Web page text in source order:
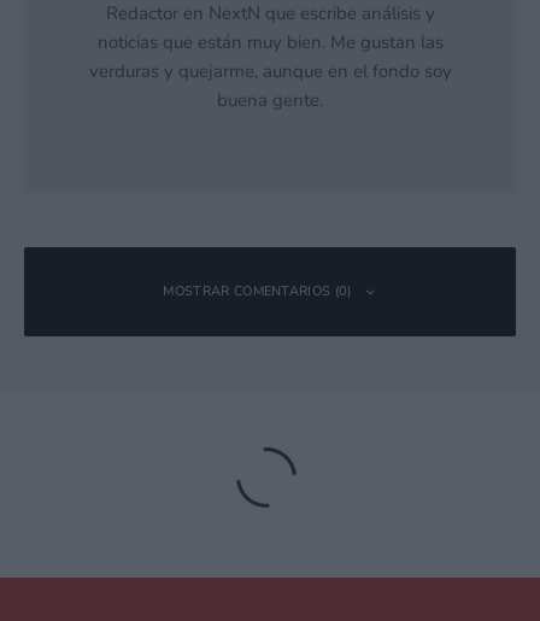
Redactor en NextN que escribe análisis y
noticias que están muy bien. Me gustan las
verduras y quejarme, aunque en el fondo soy
buena gente.
MOSTRAR COMENTARIOS (0)
Tu dirección de correo electrónico no será publicada.
obligatorios están marcados con*